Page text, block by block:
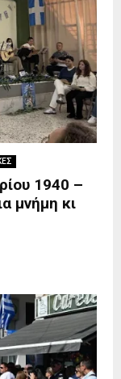
1940 –
μνήμη κι